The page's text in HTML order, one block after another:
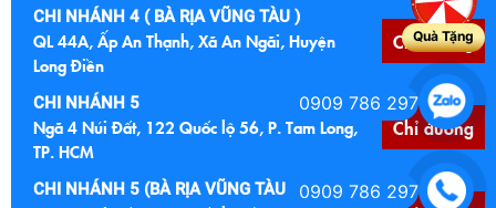
CHI NHÁNH 4 ( BÀ RỊA VŨNG TÀU )
QL 44A, Ấp An Thạnh, Xã An Ngãi, Huyện
Long Điền
Chỉ đường
CHI NHÁNH 5
Ngã 4 Núi Đất, 122 Quốc lộ 56, P. Tam Long,
TP. HCM
Chỉ đường
CHI NHÁNH 5 (BÀ RỊA VŨNG TÀU CŨ )
Quà Tặng
0909 786 297
0909 786 297